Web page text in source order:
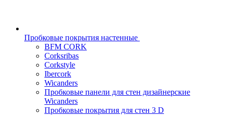
Пробковые покрытия настенные
BFM CORK
Corksribas
Corkstyle
Ibercork
Wicanders
Пробковые панели для стен дизайнерские
Wicanders
Пробковые покрытия для стен 3 D